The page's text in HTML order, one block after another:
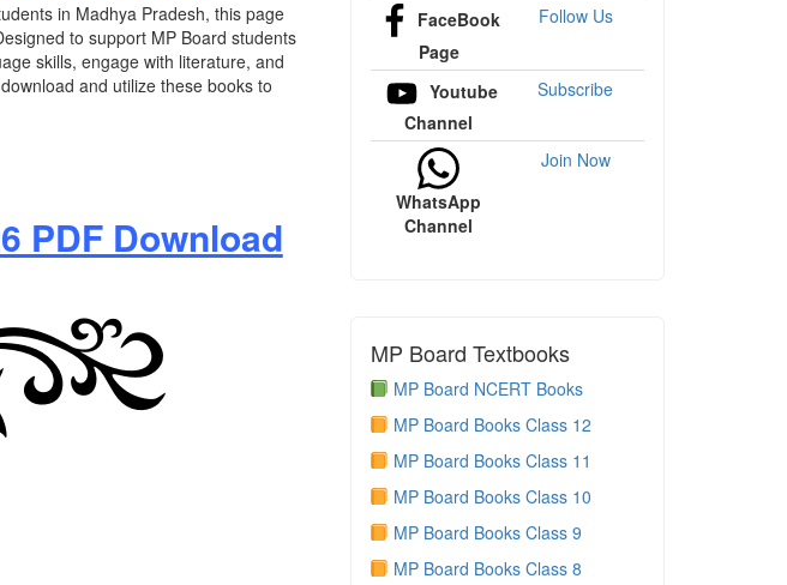
in Madhya Pradesh, this page
to support MP Board students
skills, engage with literature, and
and utilize these books to
PDF Download
FaceBook
Page
Follow Us
Youtube
Channel
Subscribe
WhatsApp
Channel
Join Now
MP Board Textbooks
MP Board NCERT Books
MP Board Books Class 12
MP Board Books Class 11
MP Board Books Class 10
MP Board Books Class 9
MP Board Books Class 8